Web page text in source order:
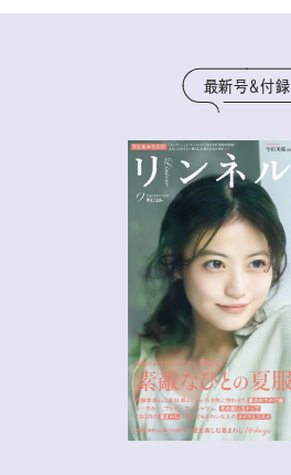
最新号＆付録